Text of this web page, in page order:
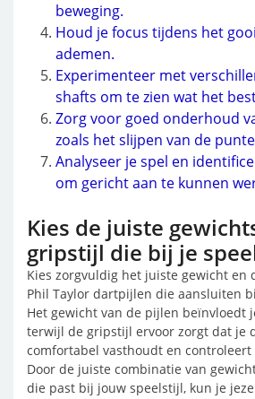
beweging.
Houd je focus tijdens het
ademen.
Experimenteer met
shafts om te zien wat het
Zorg voor goed onderhoud
zoals het slijpen van de
Analyseer je spel en
om gericht aan te kunnen
Kies de juiste
gripstijl die bij je
Kies zorgvuldig het juiste gewicht en
Phil Taylor dartpijlen die aansluiten
Het gewicht van de pijlen beïnvloedt
terwijl de gripstijl ervoor zorgt dat je
comfortabel vasthoudt en
Door de juiste combinatie van
die past bij jouw speelstijl, kun je